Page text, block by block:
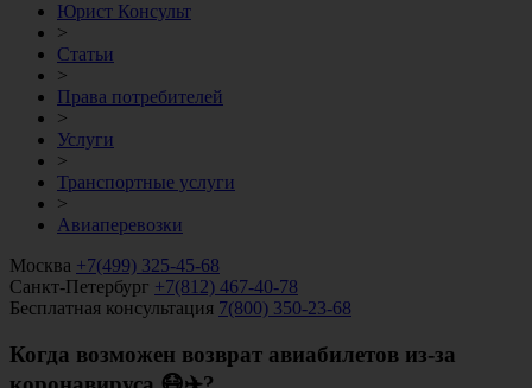
Юрист Консульт
>
Статьи
>
Права потребителей
>
Услуги
>
Транспортные услуги
>
Авиаперевозки
Москва +7(499) 325-45-68
Санкт-Петербург +7(812) 467-40-78
Бесплатная консультация 7(800) 350-23-68
Когда возможен возврат авиабилетов из-за